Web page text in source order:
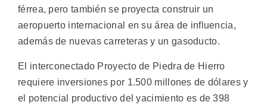
férrea, pero también se proyecta construir un
aeropuerto internacional en su área de influencia,
además de nuevas carreteras y un gasoducto.
El interconectado Proyecto de Piedra de Hierro
requiere inversiones por 1.500 millones de dólares y
el potencial productivo del yacimiento es de 398